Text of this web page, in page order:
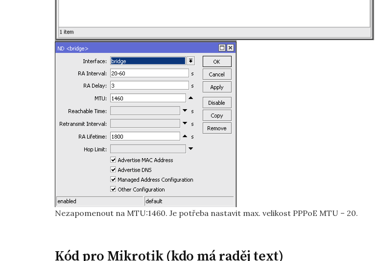
Nezapomenout na MTU:1460. Je potřeba nastavit max. velikost PPPoE MTU – 20.
Kód pro Mikrotik (kdo má raděj text)